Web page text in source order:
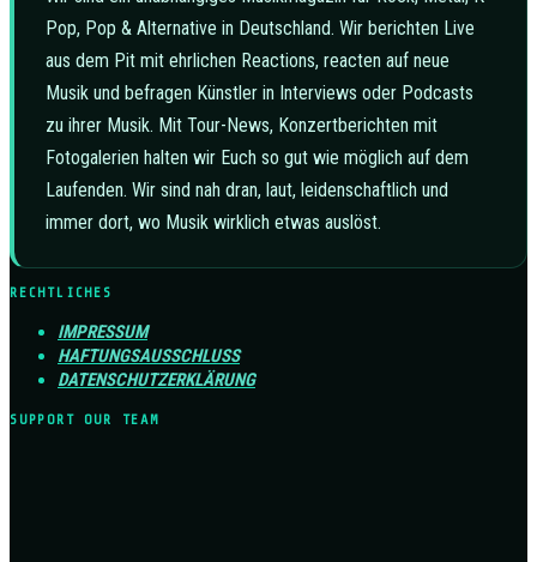
Pop, Pop & Alternative in Deutschland. Wir berichten Live
aus dem Pit mit ehrlichen Reactions, reacten auf neue
Musik und befragen Künstler in Interviews oder Podcasts
zu ihrer Musik. Mit Tour-News, Konzertberichten mit
Fotogalerien halten wir Euch so gut wie möglich auf dem
Laufenden. Wir sind nah dran, laut, leidenschaftlich und
immer dort, wo Musik wirklich etwas auslöst.
RECHTLICHES
IMPRESSUM
HAFTUNGSAUSSCHLUSS
DATENSCHUTZERKLÄRUNG
SUPPORT OUR TEAM